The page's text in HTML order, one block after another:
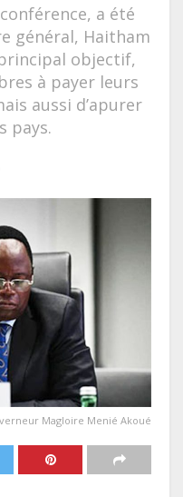
a été
général, Haitham
objectif,
à payer leurs
aussi d’apurer
pays.
Magloire Menié Akoué